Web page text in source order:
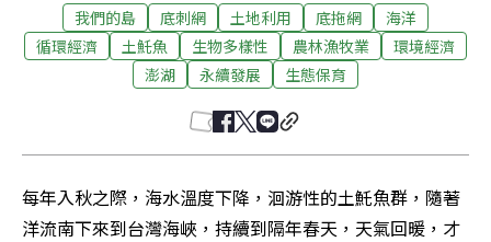
我們的島 底刺網 土地利用 底拖網
海洋
循環經濟
土魠魚 生物多樣性 農林漁牧業
環境經濟
澎湖
永續發展 生態保育
每年入秋之際，海水溫度下降，洄游性的土魠魚群，隨著
洋流南下來到台灣海峽，持續到隔年春天，天氣回暖，才